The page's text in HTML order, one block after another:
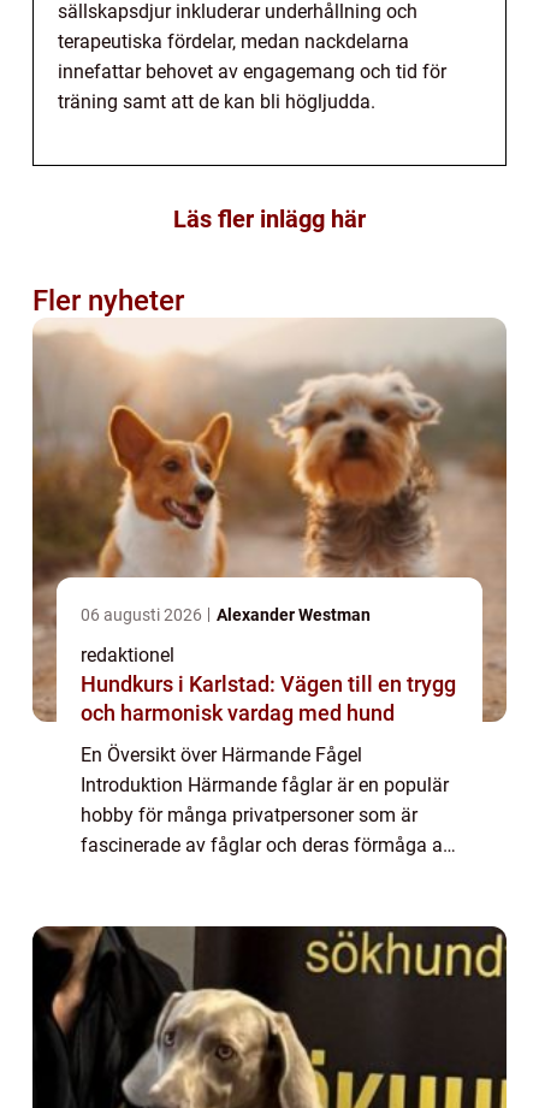
sällskapsdjur inkluderar underhållning och
terapeutiska fördelar, medan nackdelarna
innefattar behovet av engagemang och tid för
träning samt att de kan bli högljudda.
Läs fler inlägg här
Fler nyheter
06 augusti 2026 Alexander Westman
redaktionel
Hundkurs i Karlstad: Vägen till en trygg
och harmonisk vardag med hund
En Översikt över Härmande Fågel
Introduktion Härmande fåglar är en populär
hobby för många privatpersoner som är
fascinerade av fåglar och deras förmåga att
är, olika ty...